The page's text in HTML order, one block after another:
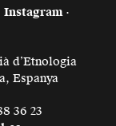
Instagram·
d’Etnologia
Espanya
36 23